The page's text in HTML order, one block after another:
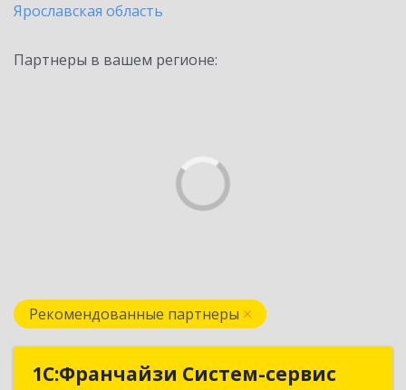
Ярославская область
Партнеры в вашем регионе:
Рекомендованные партнеры
1С:Франчайзи Систем-сервис
1С:Франчайзи Систем-сервис